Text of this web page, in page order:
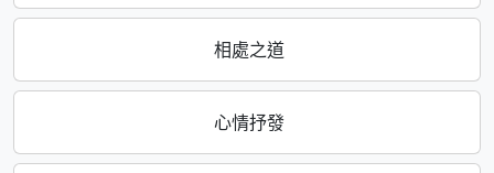
相處之道
心情抒發